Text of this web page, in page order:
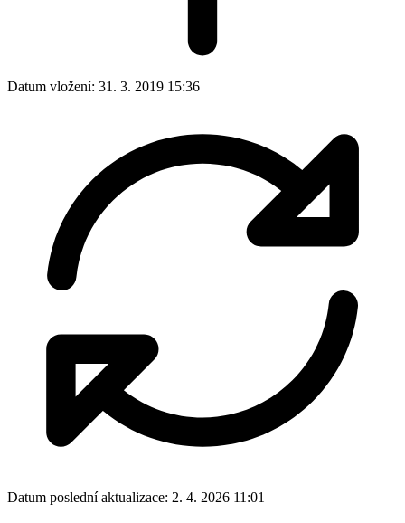
Datum vložení: 31. 3. 2019 15:36
Datum poslední aktualizace: 2. 4. 2026 11:01